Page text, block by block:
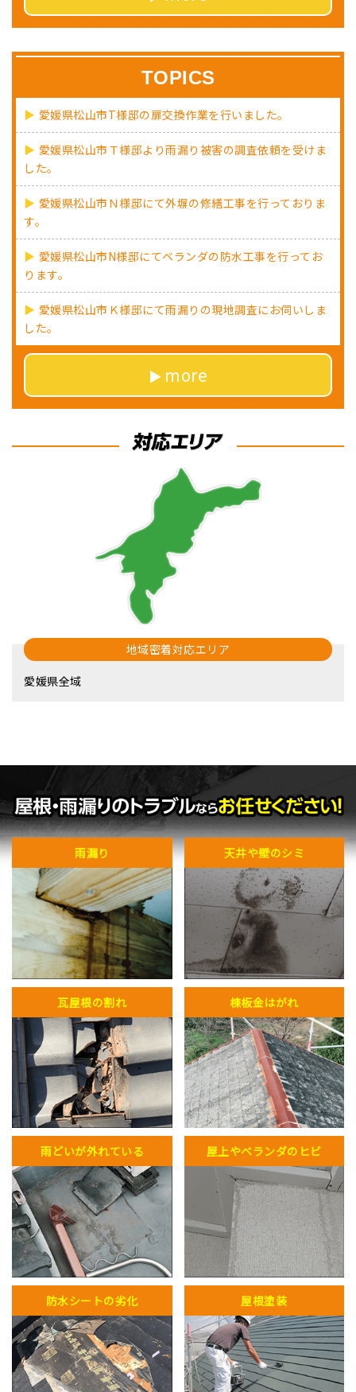
TOPICS
愛媛県松山市T様邸の扉交換作業を行いました。
愛媛県松山市Ｔ様邸より雨漏り被害の調査依頼を受けま
した。
愛媛県松山市Ｎ様邸にて外塀の修繕工事を行っておりま
す。
愛媛県松山市N様邸にてベランダの防水工事を行ってお
ります。
愛媛県松山市Ｋ様邸にて雨漏りの現地調査にお伺いしま
した。
more
地域密着対応エリア
愛媛県全域
雨漏り 天井や壁のシミ
瓦屋根の割れ 棟板金はがれ
雨どいが外れている 屋上やベランダのヒビ
防水シートの劣化 屋根塗装